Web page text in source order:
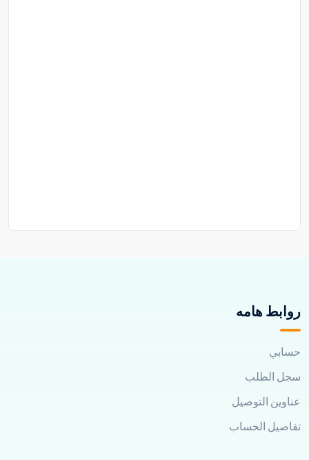
روابط هامه
حسابي
سجل الطلب
عناوين التوصيل
تفاصيل الحساب